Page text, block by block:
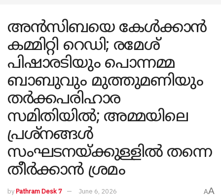
അൻസിബയെ കേൾക്കാൻ
കമ്മിറ്റി റെഡി; രമേശ്‌
പിഷാരടിയും പൊന്നമ്മ
ബാബുവും മുത്തുമണിയും
തർക്കപരിഹാര
സമിതിയിൽ; അമ്മയിലെ
പ്രശ്നങ്ങൾ
സംഘടനയ്ക്കുള്ളിൽ തന്നെ
തീർക്കാൻ ശ്രമം
byPathram Desk 7 June 6, 2026 AA